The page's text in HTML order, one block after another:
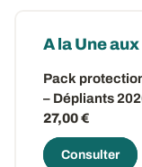
A la Une
Pack
– Dépliants
27,00 €
Consulter